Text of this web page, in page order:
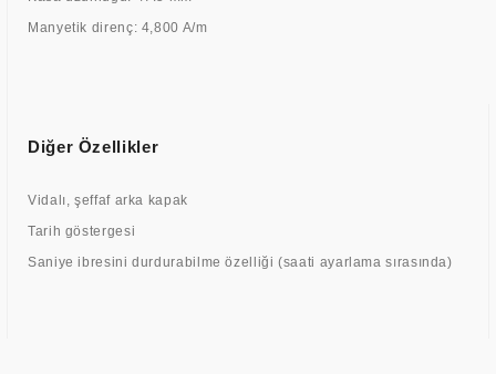
Manyetik direnç: 4,800 A/m
Diğer Özellikler
Vidalı, şeffaf arka kapak
Tarih göstergesi
Saniye ibresini durdurabilme özelliği (saati ayarlama sırasında)